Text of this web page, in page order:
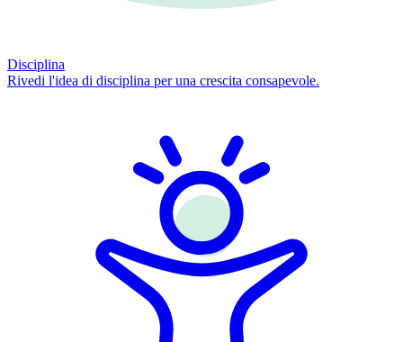
Disciplina
Rivedi l'idea di disciplina per una crescita consapevole.